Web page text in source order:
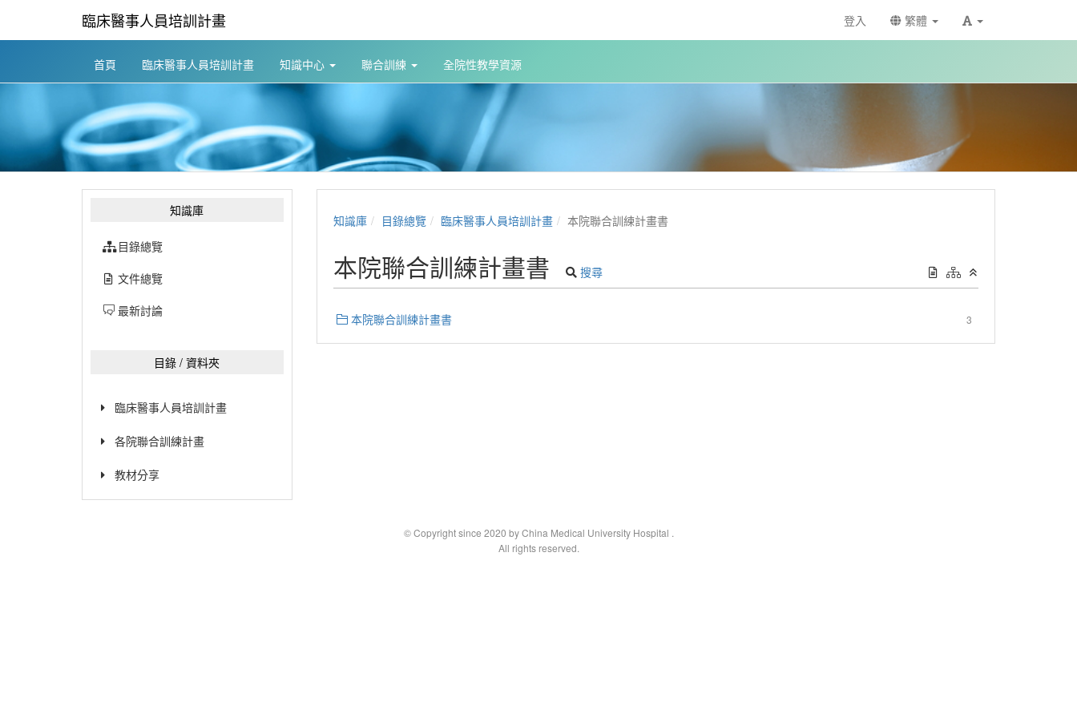
臨床醫事人員培訓計畫 登入 繁體
首頁 臨床醫事人員培訓計畫 知識中心 聯合訓練 全院性教學資源
知識庫
目錄總覽
文件總覽
最新討論
目錄 / 資料夾
臨床醫事人員培訓計畫
各院聯合訓練計畫
教材分享
知識庫 目錄總覽 臨床醫事人員培訓計畫 本院聯合訓練計畫書
本院聯合訓練計畫書 搜尋
3
本院聯合訓練計畫書
© Copyright since 2020 by China Medical University Hospital .
All rights reserved.